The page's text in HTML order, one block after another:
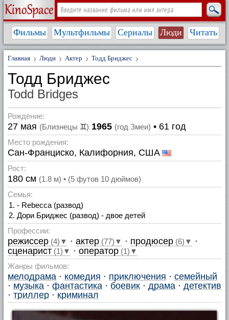
Фильмы Мультфильмы Сериалы Люди Читать
Главная Люди Актер Тодд Бриджес
Тодд Бриджес
Todd Bridges
Рождение:
27 мая (Близнецы ♊) 1965 (год Змеи) • 61 год
Место рождения:
Сан-Франциско, Калифорния, США
Рост:
180 см (1.8 м) • (5 футов 10 дюймов)
Семья:
- Rebecca (развод)
Дори Бриджес (развод) - двое детей
Профессии:
режиссер (4)▼ · актер (77)▼ · продюсер (6)▼ ·
сценарист (1)▼ · оператор (1)▼
Жанры фильмов:
мелодрама · комедия · приключения · семейный
· музыка · фантастика · боевик · драма · детектив
· триллер · криминал